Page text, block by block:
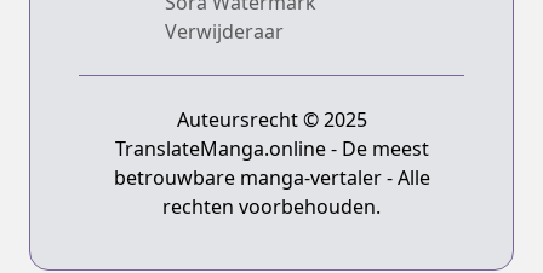
Verwijderaar
Auteursrecht © 2025
TranslateManga.online - De meest
betrouwbare manga-vertaler - Alle
rechten voorbehouden.